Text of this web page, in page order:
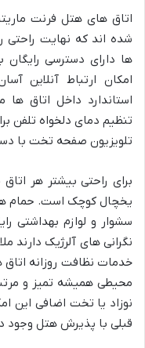
اتاق های هتل فرنت
شده اند که نهایت راحتی
امکان ارتباط آنلاین
استاندارد داخل اتاق
تنظیم دمای دلخواه تلفن
تلویزیون صفحه تخت با
برای راحتی بیشتر هر
یخچال کوچک است. حمام
سشوار و لوازم بهداشتی
نگرانی های آلرژیک
خدمات نظافت روزانه
محیطی همیشه تمیز و
نوزاد یا تخت اضافی این
قبلی با پذیرش هتل وجود